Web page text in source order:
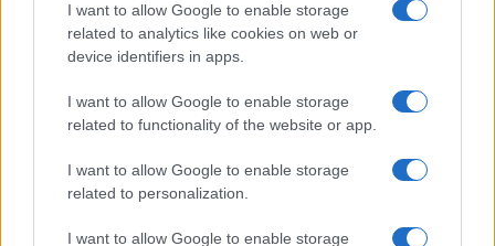
I want to allow Google to enable storage
related to analytics like cookies on web or
device identifiers in apps.
I want to allow Google to enable storage
related to functionality of the website or app.
I want to allow Google to enable storage
related to personalization.
I want to allow Google to enable storage
Odissea e Spider-Man: i film che hanno rivoluzionato
l’estate al cinema
Alessandro Tassinari · 5 Ago 2026
FUORI PORTA